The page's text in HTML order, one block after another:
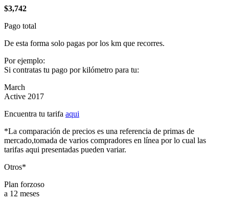
$3,742
Pago total
De esta forma solo pagas por los km que recorres.
Por ejemplo:
Si contratas tu pago por kilómetro para tu:
March
Active 2017
Encuentra tu tarifa aqui
*La comparación de precios es una referencia de primas de
mercado,tomada de varios compradores en línea por lo cual las
tarifas aqui presentadas pueden variar.
Otros*
Plan forzoso
a 12 meses